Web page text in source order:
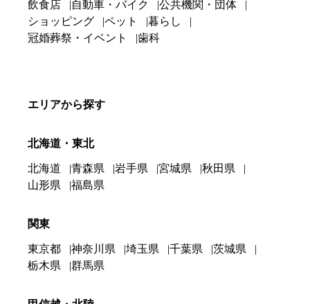
飲食店
自動車・バイク
公共機関・団体
ショッピング
ペット
暮らし
冠婚葬祭・イベント
歯科
エリアから探す
北海道・東北
北海道 青森県 岩手県 宮城県
秋田県
山形県
福島県
関東
東京都 神奈川県 埼玉県 千葉県
茨城県
栃木県
群馬県